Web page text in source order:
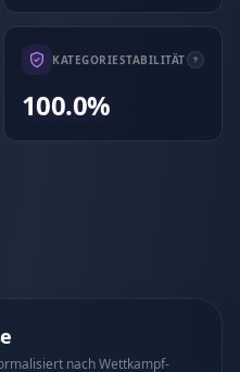
KATEGORIESTABILITÄT
100.0%
nach Wettkampf-